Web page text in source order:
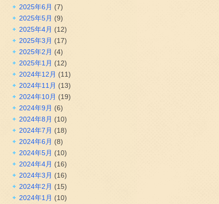
2025年6月 (7)
2025年5月 (9)
2025年4月 (12)
2025年3月 (17)
2025年2月 (4)
2025年1月 (12)
2024年12月 (11)
2024年11月 (13)
2024年10月 (19)
2024年9月 (6)
2024年8月 (10)
2024年7月 (18)
2024年6月 (8)
2024年5月 (10)
2024年4月 (16)
2024年3月 (16)
2024年2月 (15)
2024年1月 (10)